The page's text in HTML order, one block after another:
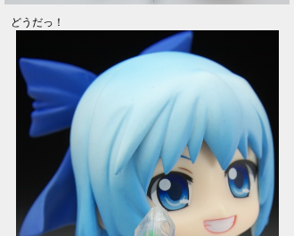
どうだっ！